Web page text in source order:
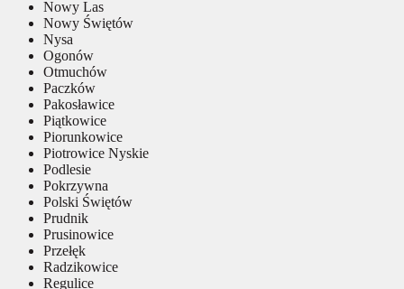
Nowy Las
Nowy Świętów
Nysa
Ogonów
Otmuchów
Paczków
Pakosławice
Piątkowice
Piorunkowice
Piotrowice Nyskie
Podlesie
Pokrzywna
Polski Świętów
Prudnik
Prusinowice
Przełęk
Radzikowice
Regulice